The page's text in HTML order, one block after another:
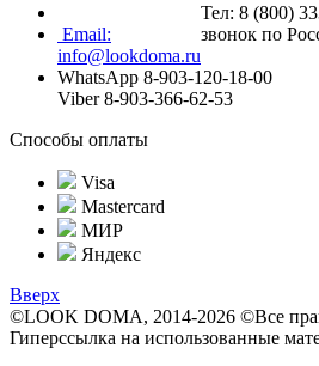
Тел: 8 (800)
звонок по
Email:
info@lookdoma.ru
WhatsApp 8-903-120-18-00
Viber 8-903-366-62-53
Способы оплаты
Visa
Mastercard
МИР
Яндекс
Вверх
©LOOK DOMA, 2014-2026 ©Все
Гиперссылка на использованные